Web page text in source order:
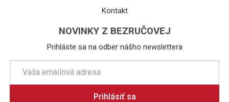
Kontakt
NOVINKY Z BEZRUČOVEJ
Prihláste sa na odber nášho newslettera
Prihlásiť sa